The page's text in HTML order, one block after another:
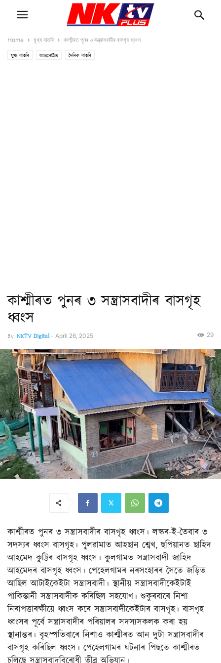
Home মুখ্য বাতৰি কাশ্মীৰত পুনৰ ৩ সন্ত্ৰাসবাদীৰ বাসগৃহ ধ্বংস
মুখ্য বাতৰি আন্তঃৰাষ্ট্ৰীয় দৈনিক বাতৰি
কাশ্মীৰত পুনৰ ৩ সন্ত্ৰাসবাদীৰ বাসগৃহ
ধ্বংস
By NKTV Digital- April 26, 2025 29
কাশ্মীৰত পুনৰ ৩ সন্ত্ৰাসবাদীৰ বাসগৃহ ধ্বংস। লস্কৰ-ই-তৈবাৰ ৩
সদস্যৰ ধ্বংস বাসগৃহ। পুলৱামাত আহছান শ্বেখ, ছপিয়ানত ছাহিদ
আহমেদ কুট্টিৰ বাসগৃহ ধ্বংস। কুলগামত সন্ত্ৰাসবাদী জাহিদ
আহমেদৰ বাসগৃহ ধ্বংস। পেহেলগামৰ নৰসংহাৰৰ সৈতে জড়িত
আছিল আটাইকেইটা সন্ত্ৰাসবাদী। স্থানীয় সন্ত্ৰাসবাদীকেইটাই
পাকিস্তানী সন্ত্ৰাসবাদীক কৰিছিল সহযোগ। শুকুৰবাৰে নিশা
নিৰাপত্তাৰক্ষীয়ে ধ্বংস কৰে সন্ত্ৰাসবাদীকেইটাৰ বাসগৃহ। বাসগৃহ
ধ্বংসৰ পূৰ্বে সন্ত্ৰাসবাদীৰ পৰিয়ালৰ সদস্যসকলক কৰা হয়
স্থানান্তৰ। বৃহস্পতিবাৰে নিশাও কাশ্মীৰত আন দুটা সন্ত্ৰাসবাদীৰ
বাসগৃহ কৰিছিল ধ্বংস। পেহেলগামৰ ঘটনাৰ পিছতে কাশ্মীৰত